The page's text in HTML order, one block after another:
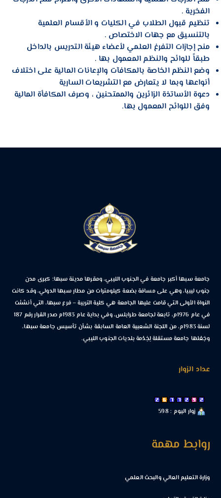
الفخرية .
تنظيم قبول الطلاب في الكليات و الأقسام العلمية
بالتنسيق مع جهات الاختصاص .
منح إجازات التفرغ العلمي لأعضاء هيئة التدريس بالداخل
طبقاً للوائح والنظم المعمول بها .
وضع النظم الخاصة بالمكافآت والإعانات المالية على اختلاف
أنواعها وبما لا يتعارض مع التشريعات السارية
دعوة الأساتذة الزائرين والممتحنين ، وصرف المكافأة المالية
وفق اللوائح المعمول بها.
جامعة سبها أكبر جامعة في الجنوب الليبي، ومقرها مدينة سبها؛ كبرى مدن
جنوب ليبيا، وهي على مسافة بضعة كيلومترات من مطار سبها الدولي، وقد كانت
النواة الأولى التي قامت عليها الجامعة هي كلية التربية – فرع سبها، التي أنشئت
في عام 1976م، تابعة لجامعة طرابلس، وفي بداية عام 1983م صدر القرار رقم 187
لسنة 1983م، من اللجنة الشعبية العامة السابقة بشأن تأسيس جامعة سبها،
وجَعْلها جامعة مستقلة لِخِدْمة بلديات الجنوب الليبي.
عداد الزوار
زوار اليوم : 598
روابط مهمة
وزارة التعليم العالي والبحث العلمي